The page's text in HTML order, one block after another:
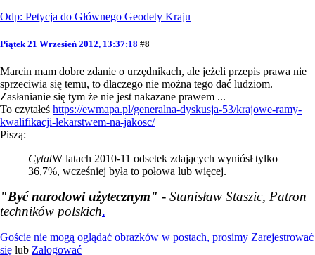
Odp: Petycja do Głównego Geodety Kraju
Piątek 21 Wrzesień 2012, 13:37:18 #8
Marcin mam dobre zdanie o urzędnikach, ale jeżeli przepis prawa nie
sprzeciwia się temu, to dlaczego nie można tego dać ludziom.
Zasłanianie się tym że nie jest nakazane prawem ...
To czytałeś https://ewmapa.pl/generalna-dyskusja-53/krajowe-ramy-
kwalifikacji-lekarstwem-na-jakosc/
Piszą:
CytatW latach 2010-11 odsetek zdających wyniósł tylko
36,7%, wcześniej była to połowa lub więcej.
"Być narodowi użytecznym" - Stanisław Staszic, Patron
techników polskich.
Goście nie mogą oglądać obrazków w postach, prosimy Zarejestrować
się lub Zalogować